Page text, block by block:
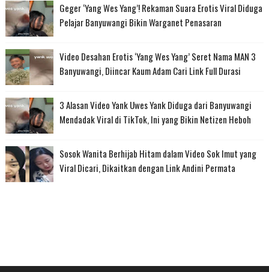
Geger ‘Yang Wes Yang’! Rekaman Suara Erotis Viral Diduga
Pelajar Banyuwangi Bikin Warganet Penasaran
Video Desahan Erotis ‘Yang Wes Yang’ Seret Nama MAN 3
Banyuwangi, Diincar Kaum Adam Cari Link Full Durasi
3 Alasan Video Yank Uwes Yank Diduga dari Banyuwangi
Mendadak Viral di TikTok, Ini yang Bikin Netizen Heboh
Sosok Wanita Berhijab Hitam dalam Video Sok Imut yang
Viral Dicari, Dikaitkan dengan Link Andini Permata